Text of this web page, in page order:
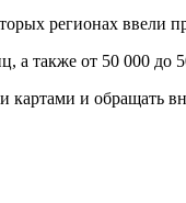
регионах ввели
а также от 50 000
картами и обращать